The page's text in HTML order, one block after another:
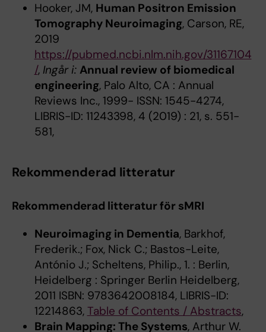
Hooker, JM, Human Positron Emission
Tomography Neuroimaging, Carson, RE,
2019
https://pubmed.ncbi.nlm.nih.gov/31167104
/, Ingår i: Annual review of biomedical
engineering, Palo Alto, CA : Annual
Reviews Inc., 1999- ISSN: 1545-4274,
LIBRIS-ID: 11243398, 4 (2019) : 21, s. 551-
581,
Rekommenderad litteratur
Rekommenderad litteratur för sMRI
Neuroimaging in Dementia, Barkhof,
Frederik.; Fox, Nick C.; Bastos-Leite,
António J.; Scheltens, Philip., 1. : Berlin,
Heidelberg : Springer Berlin Heidelberg,
2011 ISBN: 9783642008184, LIBRIS-ID:
12214863, Table of Contents / Abstracts,
Brain Mapping: The Systems, Arthur W.